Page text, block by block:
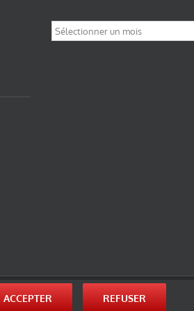
Archives
ACCEPTER REFUSER